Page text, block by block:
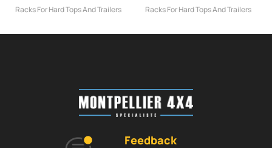
Racks For Hard Tops And Trailers Racks For Hard Tops And Trailers
Feedback